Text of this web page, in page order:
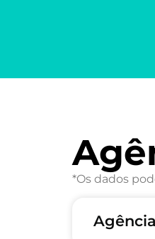
*Os dados
Agência